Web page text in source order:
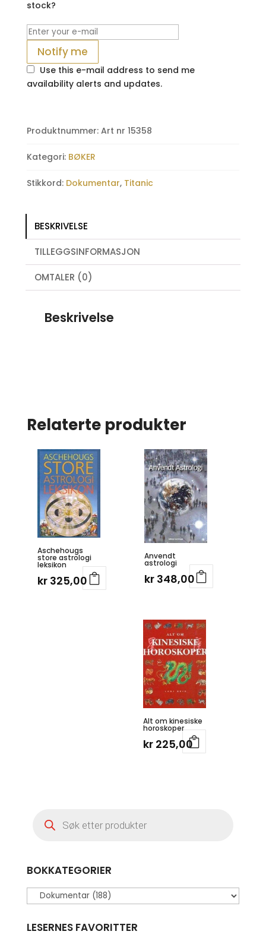
stock?
Notify me
Use this e-mail address to send me
availability alerts and updates.
Produktnummer: Art nr 15358
Kategori: BØKER
Stikkord: Dokumentar, Titanic
BESKRIVELSE
TILLEGGSINFORMASJON
OMTALER (0)
Beskrivelse
Relaterte produkter
Aschehougs
store astrologi
leksikon
kr325,00
Anvendt
astrologi
kr 348,00
Alt om kinesiske
horoskoper
kr225,00
search
BOKKATEGORIER
LESERNES FAVORITTER